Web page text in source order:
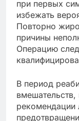
при первых
избежать
Повторно
причины
Операцию
В период
рекомендации